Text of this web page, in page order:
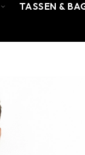
TASSEN &